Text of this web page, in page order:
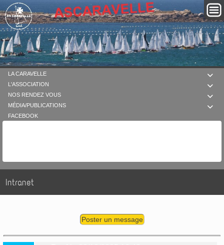

LA CARAVELLE

L'ASSOCIATION

NOS RENDEZ VOUS

MÉDIA/PUBLICATIONS
FACEBOOK
Intranet
Poster un message